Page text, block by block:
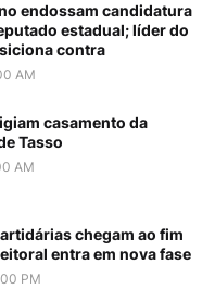
endossam candidatura
estadual; líder do
contra
AM
casamento da
Tasso
AM
chegam ao fim
entra em nova fase
PM